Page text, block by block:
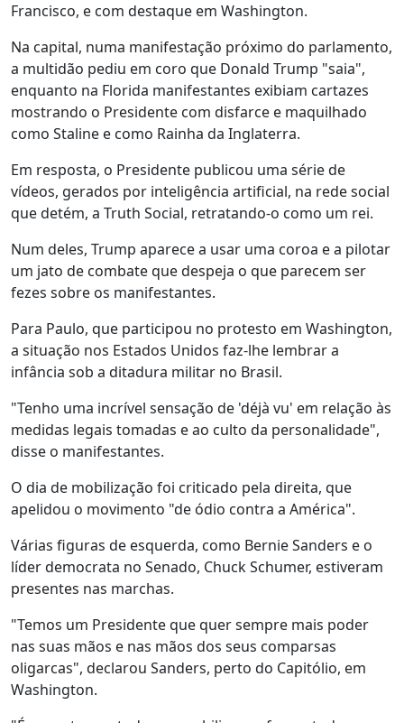
Francisco, e com destaque em Washington.
Na capital, numa manifestação próximo do parlamento,
a multidão pediu em coro que Donald Trump "saia",
enquanto na Florida manifestantes exibiam cartazes
mostrando o Presidente com disfarce e maquilhado
como Staline e como Rainha da Inglaterra.
Em resposta, o Presidente publicou uma série de
vídeos, gerados por inteligência artificial, na rede social
que detém, a Truth Social, retratando-o como um rei.
Num deles, Trump aparece a usar uma coroa e a pilotar
um jato de combate que despeja o que parecem ser
fezes sobre os manifestantes.
Para Paulo, que participou no protesto em Washington,
a situação nos Estados Unidos faz-lhe lembrar a
infância sob a ditadura militar no Brasil.
"Tenho uma incrível sensação de 'déjà vu' em relação às
medidas legais tomadas e ao culto da personalidade",
disse o manifestantes.
O dia de mobilização foi criticado pela direita, que
apelidou o movimento "de ódio contra a América".
Várias figuras de esquerda, como Bernie Sanders e o
líder democrata no Senado, Chuck Schumer, estiveram
presentes nas marchas.
"Temos um Presidente que quer sempre mais poder
nas suas mãos e nas mãos dos seus comparsas
oligarcas", declarou Sanders, perto do Capitólio, em
Washington.